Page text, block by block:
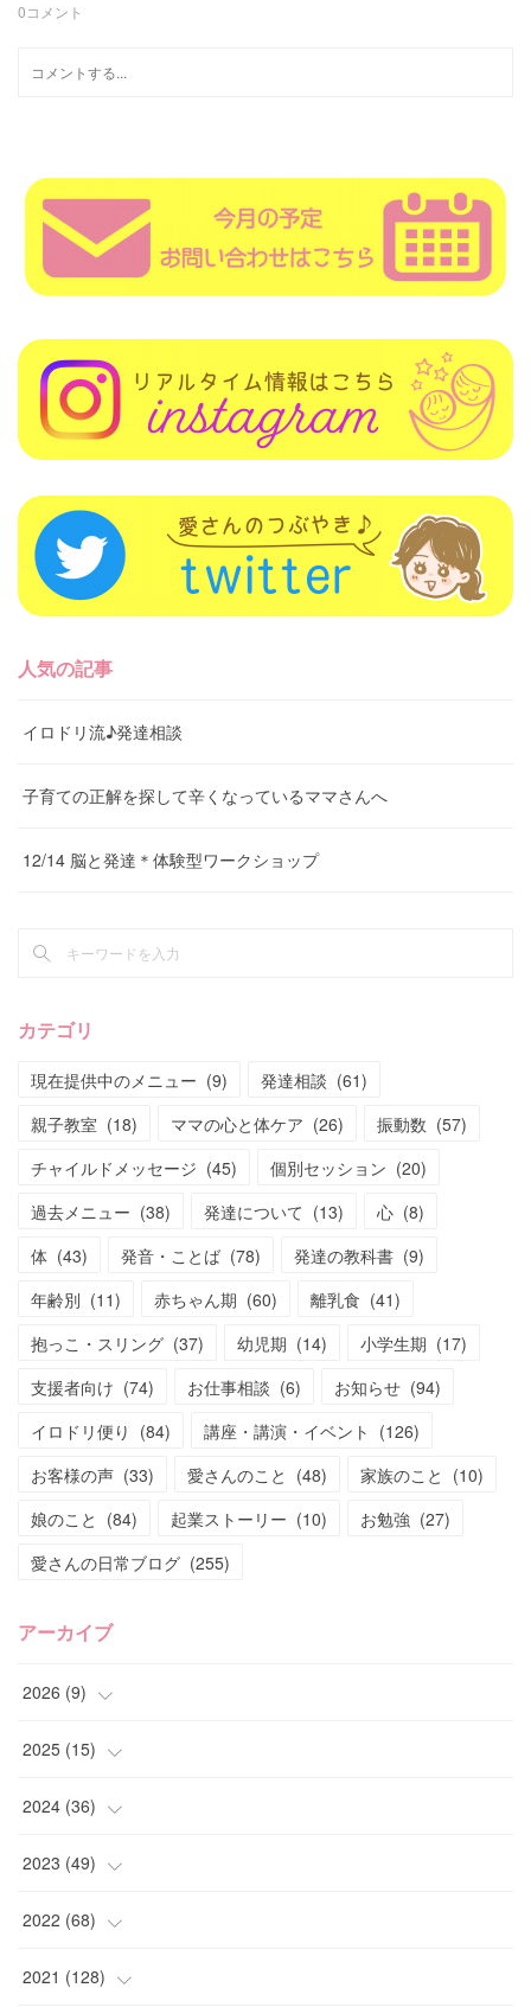
0コメント
人気の記事
イロドリ流♪発達相談
子育ての正解を探して辛くなっているママさんへ
12/14 脳と発達＊体験型ワークショップ
カテゴリ
現在提供中のメニュー (9) 発達相談 (61)
親子教室 (18) ママの心と体ケア (26) 振動数 (57)
チャイルドメッセージ (45) 個別セッション (20)
過去メニュー (38) 発達について (13) 心 (8)
体 (43) 発音・ことば (78) 発達の教科書 (9)
年齢別 (11) 赤ちゃん期 (60) 離乳食 (41)
抱っこ・スリング (37) 幼児期 (14) 小学生期 (17)
支援者向け (74) お仕事相談 (6) お知らせ (94)
イロドリ便り (84) 講座・講演・イベント (126)
お客様の声 (33) 愛さんのこと (48) 家族のこと (10)
娘のこと (84) 起業ストーリー (10) お勉強 (27)
愛さんの日常ブログ (255)
アーカイブ
2026 (9)
(4)
(2)
(1)
(2)
2025 (15)
(4)
(2)
(2)
(3)
2024 (36)
(2)
(2)
(1)
2023 (49)
(1)
(2)
2022 (68)
(6)
2021 (128)